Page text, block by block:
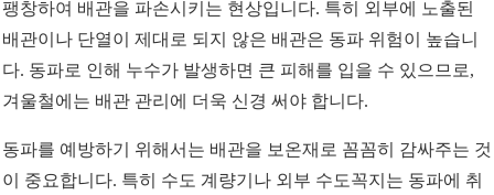
팽창하여 배관을 파손시키는 현상입니다. 특히 외부에 노출된
배관이나 단열이 제대로 되지 않은 배관은 동파 위험이 높습니
다. 동파로 인해 누수가 발생하면 큰 피해를 입을 수 있으므로,
겨울철에는 배관 관리에 더욱 신경 써야 합니다.
동파를 예방하기 위해서는 배관을 보온재로 꼼꼼히 감싸주는 것
이 중요합니다. 특히 수도 계량기나 외부 수도꼭지는 동파에 취